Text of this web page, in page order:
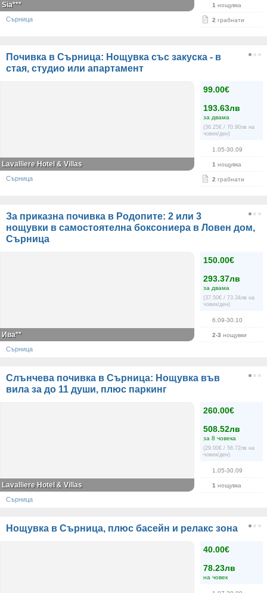
1 нощувка
2 грабнати
Sia***
Сърница
Почивка в Сърница: Нощувка със закуска - в
стая, студио или апартамент
99.00€
193.63лв
за двама
(36.25€ / 70.90лв на
човек/ден)
1.05-30.09
1 нощувка
2 грабнати
Lavalliere Hotel & Villas
Сърница
За приказна почивка в Родопите: 2 или 3
нощувки в самостоятелна боксониера в Ловен дом,
Сърница
150.00€
293.37лв
за двама
(37.50€ / 73.34лв на
човек/ден)
6.09-30.10
2-3 нощувки
Ива**
Сърница
Слънчева почивка в Сърница: Нощувкa във
вила за до 11 души, плюс паркинг
260.00€
508.52лв
за 8 човека
(29.00€ / 56.72лв на
човек/ден)
1.05-30.09
1 нощувка
Lavalliere Hotel & Villas
Сърница
Нощувка в Сърница, плюс басейн и релакс зона
40.00€
78.23лв
на човек